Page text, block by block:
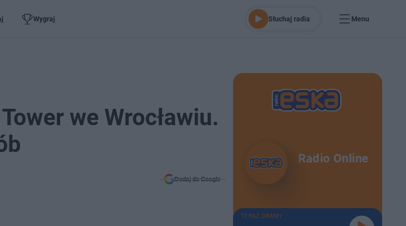
Wygraj Słuchaj radia Menu
we Wrocławiu.
Dodaj do Google
Radio Online
TERAZ GRAMY